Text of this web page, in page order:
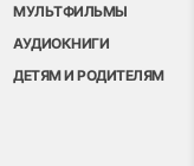
МУЛЬТФИЛЬМЫ
АУДИОКНИГИ
ДЕТЯМ И РОДИТЕЛЯМ